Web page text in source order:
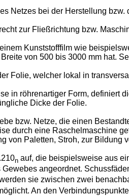
Netzes bei der Herstellung bzw.
zur Fließrichtung bzw.
Kunststofffilm wie
von 500 bis 3000 mm hat.
Folie, welcher lokal in
in röhrenartiger Form, definiert
Dicke der Folie.
bzw. Netze, die einen
durch eine Raschelmaschine
von Paletten, Stroh, zur
n auf, die beispielsweise aus
angeordnet.
sie zwischen zwei
An den